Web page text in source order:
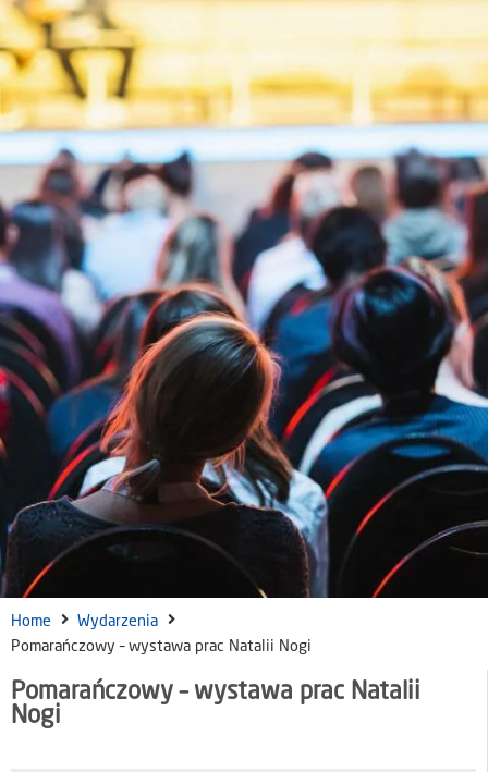
Home
Wydarzenia
Pomarańczowy – wystawa prac Natalii Nogi
Pomarańczowy – wystawa prac Natalii
Nogi